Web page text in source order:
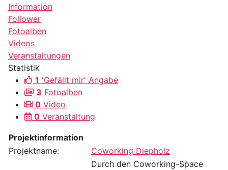
Information
Follower
Fotoalben
Videos
Veranstaltungen
Statistik
1 'Gefällt mir' Angabe
3 Fotoalben
0 Video
0 Veranstaltung
Projektinformation
Projektname:
Coworking Diepholz
Durch den Coworking-Space